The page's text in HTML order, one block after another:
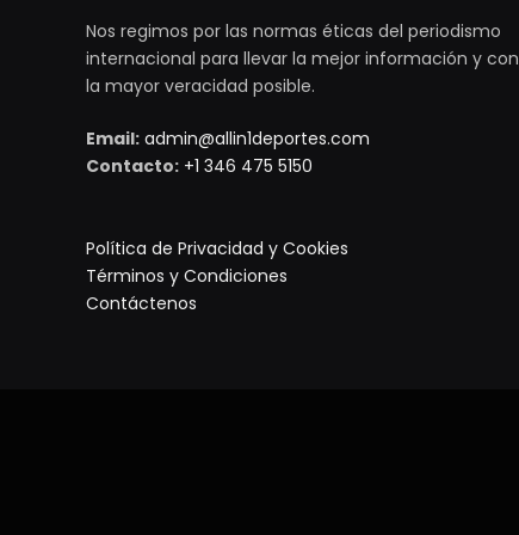
Nos regimos por las normas éticas del periodismo
internacional para llevar la mejor información y con
la mayor veracidad posible.
Email: admin@allin1deportes.com
Contacto: +1 346 475 5150
Política de Privacidad y Cookies
Términos y Condiciones
Contáctenos